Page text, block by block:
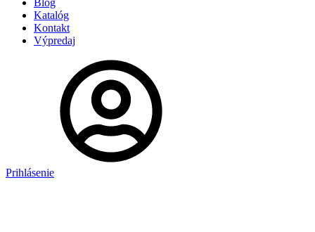
Blog
Katalóg
Kontakt
Výpredaj
Prihlásenie